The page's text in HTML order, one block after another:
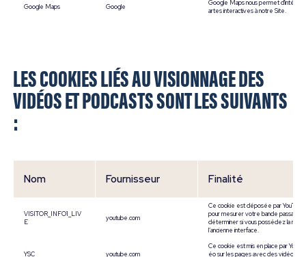
Google Maps Google
Google Maps nous permet
artes interactives à notre Site.
LES COOKIES LIÉS AU VISIONNAGE DES
VIDÉOS ET PODCASTS SONT LES SUIVANTS
:
Nom Fournisseur Finalité
VISITOR_INFO1_LIV
E
youtube.com
Ce cookie est déposée par
pour mesurer votre bande passante
déterminer si vous possédez la
l’ancienne interface.
YSC youtube.com
Ce cookie est mis en place par
éo sur les pages avec des vidéos